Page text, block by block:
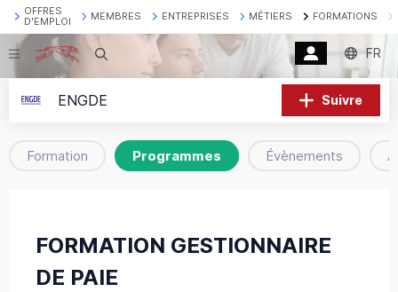
OFFRES
D'EMPLOI
MEMBRES ENTREPRISES MÉTIERS FORMATIONS
Recherche FR
ENGDE Suivre
Formation Programmes Évènements
FORMATION GESTIONNAIRE
DE PAIE